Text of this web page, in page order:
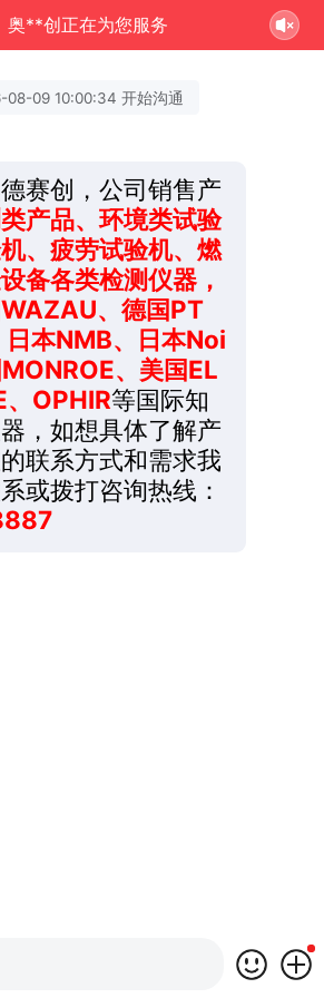
奥**创正在为您服务
08-09 10:00:34 开始沟通
赛创，公司销售产
产品、环境类试验
、疲劳试验机、燃
备各类检测仪器，
、德国PT
本NMB、日本Noi
、美国EL
OPHIR等国际知
，如想具体了解产
联系方式和需求我
或拨打咨询热线：